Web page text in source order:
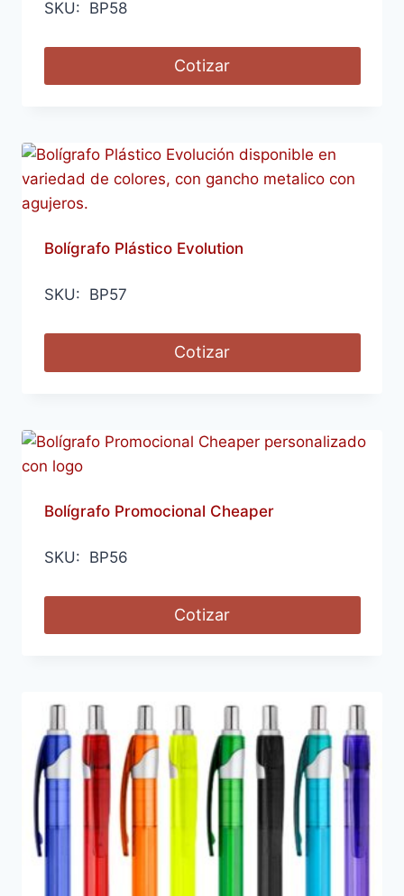
SKU: BP58
Cotizar
Bolígrafo Plástico Evolution
SKU: BP57
Cotizar
Bolígrafo Promocional Cheaper
SKU: BP56
Cotizar